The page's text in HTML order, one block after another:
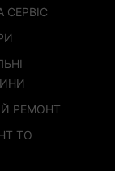
СЕРВІС
РЕМОНТ
ТО